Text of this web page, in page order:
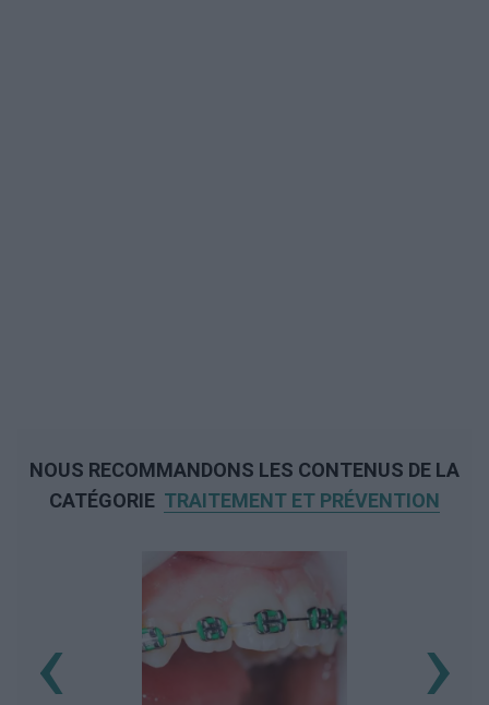
NOUS RECOMMANDONS LES CONTENUS DE LA
CATÉGORIE TRAITEMENT ET PRÉVENTION
‹ ›